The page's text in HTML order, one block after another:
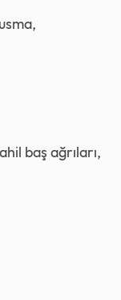
baş ağrıları,